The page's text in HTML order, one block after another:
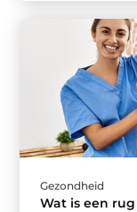
Gezondheid
Wat is een